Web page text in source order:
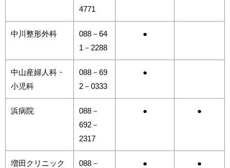
4771
中川整形外科
088－64
1－2288
●
中山産婦人科・
小児科
088－69
2－0333
●
浜病院
088－
692－
2317
● ●
増田クリニック
088－
● ●